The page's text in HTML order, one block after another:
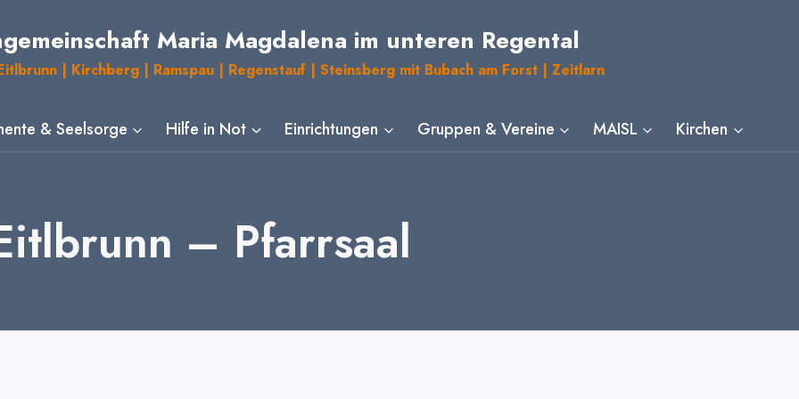
Maria Magdalena im unteren Regental
| Kirchberg | Ramspau | Regenstauf | Steinsberg mit Bubach am Forst | Zeitlarn
& Seelsorge Hilfe in Not Einrichtungen Gruppen & Vereine MAISL Kirchen
– Pfarrsaal